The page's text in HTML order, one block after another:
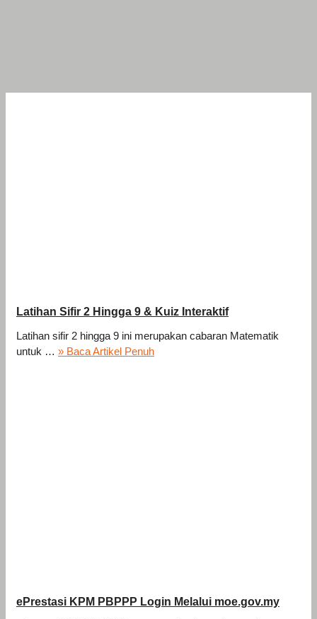
Latihan Sifir 2 Hingga 9 & Kuiz Interaktif
Latihan sifir 2 hingga 9 ini merupakan cabaran Matematik
untuk … » Baca Artikel Penuh
ePrestasi KPM PBPPP Login Melalui moe.gov.my